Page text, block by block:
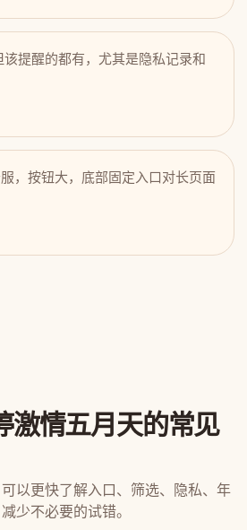
该提醒的都有，尤其是隐私记录和
，按钮大，底部固定入口对长页面
激情五月天的常见
以更快了解入口、筛选、隐私、年
少不必要的试错。